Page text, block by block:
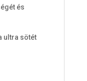
és
ultra sötét